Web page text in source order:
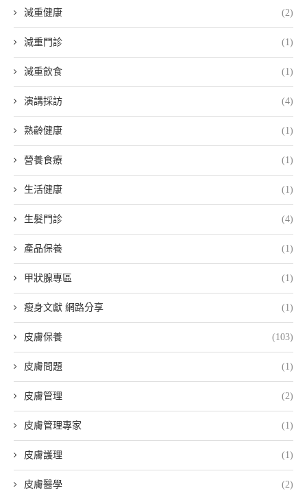
減重健康 (2)
減重門診 (1)
減重飲食 (1)
演講採訪 (4)
熟齡健康 (1)
營養食療 (1)
生活健康 (1)
生髮門診 (4)
產品保養 (1)
甲狀腺專區 (1)
瘦身文獻 網路分享 (1)
皮膚保養 (103)
皮膚問題 (1)
皮膚管理 (2)
皮膚管理專家 (1)
皮膚護理 (1)
皮膚醫學 (2)